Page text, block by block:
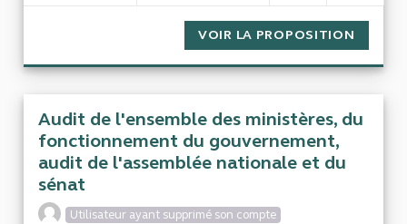
VOIR LA PROPOSITION
Audit de l'ensemble des ministères, du
fonctionnement du gouvernement,
audit de l'assemblée nationale et du
sénat
Utilisateur ayant supprimé son compte